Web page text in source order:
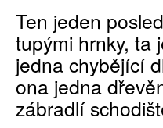
Ten jeden
tupými hrnky, ta
jedna chybějící
ona jedna
zábradlí